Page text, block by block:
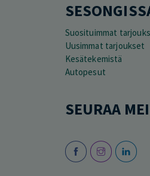
Suosituimmat
Uusimmat tarjoukset
Kesätekemistä
Autopesut
SEURAA